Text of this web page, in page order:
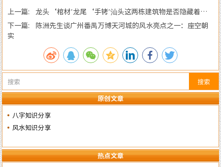
搜索
原创文章
八字知识分享
风水知识分享
热点文章
上一篇: 龙头‘棺材’龙尾‘手铐’汕头这两栋建筑物是否隐藏着风
水造局的悬念？
下一篇: 陈洲先生谈广州番禺万博天河城的风水亮点之一：座空朝
实